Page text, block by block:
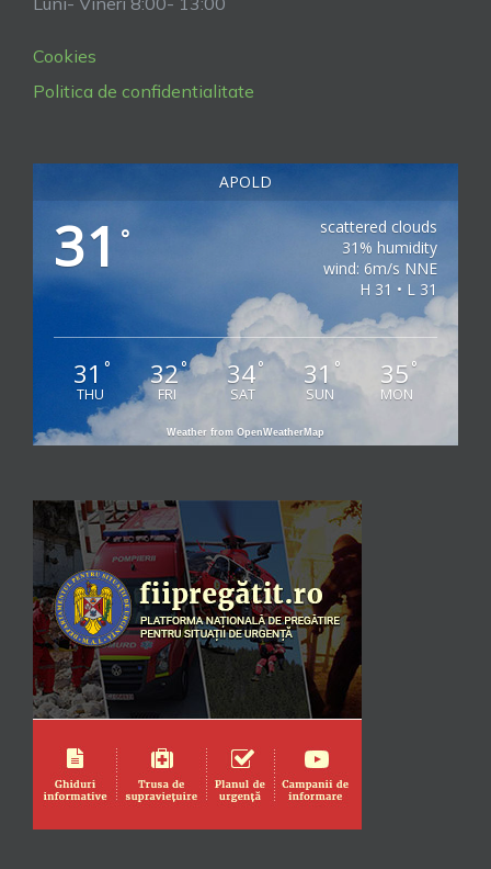
Cookies
Politica de confidentialitate
APOLD
31 °
scattered clouds
31% humidity
wind: 6m/s NNE
H 31 • L 31
31 °
THU
32°
FRI
34°
SAT
31 °
SUN
35 °
MON
Weather from OpenWeatherMap